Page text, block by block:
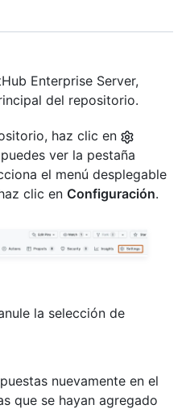
Enterprise Server,
del repositorio.
haz clic en
ver la pestaña
el menú desplegable
clic en Configuración.
la selección de
nuevamente en el
que se hayan agregado